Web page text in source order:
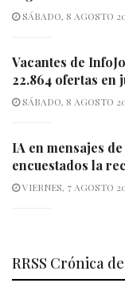
SÁBADO, 8 AGOSTO
Vacantes de
22.864 ofertas en
SÁBADO, 8 AGOSTO
IA en mensajes
encuestados la
VIERNES, 7 AGOSTO
RRSS Crónica